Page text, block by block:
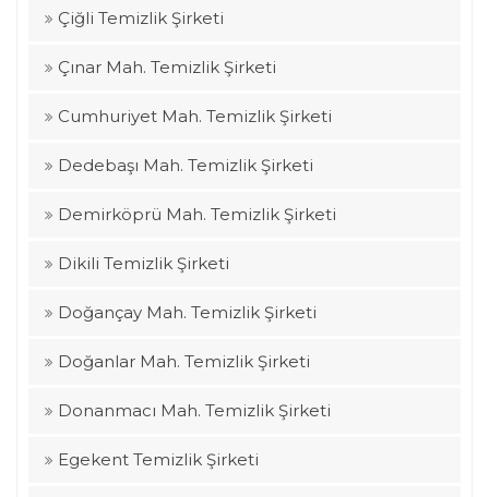
Çiğli Temizlik Şirketi
Çınar Mah. Temizlik Şirketi
Cumhuriyet Mah. Temizlik Şirketi
Dedebaşı Mah. Temizlik Şirketi
Demirköprü Mah. Temizlik Şirketi
Dikili Temizlik Şirketi
Doğançay Mah. Temizlik Şirketi
Doğanlar Mah. Temizlik Şirketi
Donanmacı Mah. Temizlik Şirketi
Egekent Temizlik Şirketi